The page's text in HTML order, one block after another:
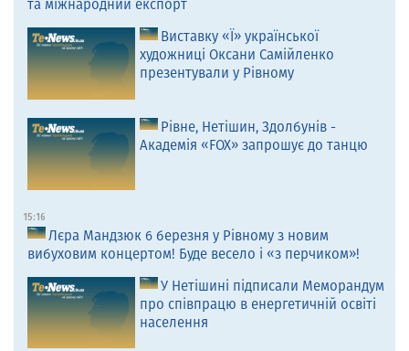
та міжнародний експорт
Виставку «Ї» української
художниці Оксани Самійленко
презентували у Рівному
Рівне, Нетішин, Здолбунів -
Академія «FOX» запрошує до танцю
15:16
Лєра Мандзюк 6 березня у Рівному з новим
вибуховим концертом! Буде весело і «з перчиком»!
У Нетішині підписали Меморандум
про співпрацю в енергетичній освіті
населення